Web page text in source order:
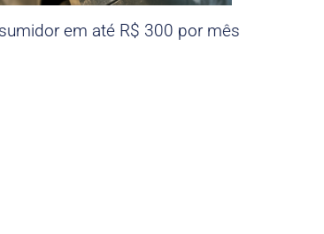
em até R$ 300 por mês